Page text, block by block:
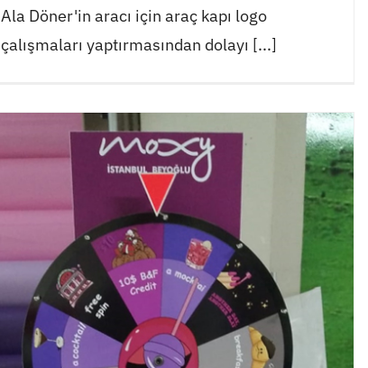
Ala Döner'in aracı için araç kapı logo
çalışmaları yaptırmasından dolayı [...]